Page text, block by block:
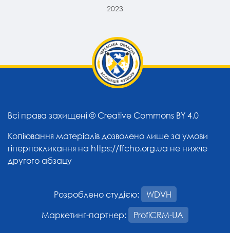
2023
Всі права захищені © Creative Commons BY 4.0
Копіювання матеріалів дозволено лише за умови
гіперпокликання на https://ffcho.org.ua не нижче
другого абзацу
Розроблено студією:
WDVH
Маркетинг-партнер:
ProfiCRM-UA